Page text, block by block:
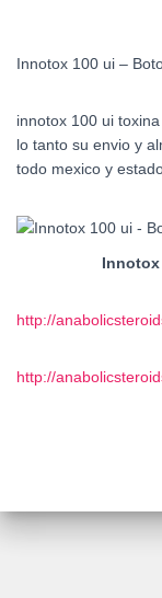
Innotox 100 ui –
innotox 100 ui
lo tanto su envio y
todo mexico y
http://
http://